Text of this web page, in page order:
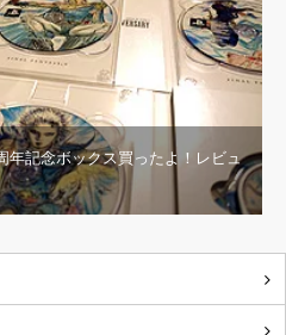
年記念ボックス買ったよ！レビュ